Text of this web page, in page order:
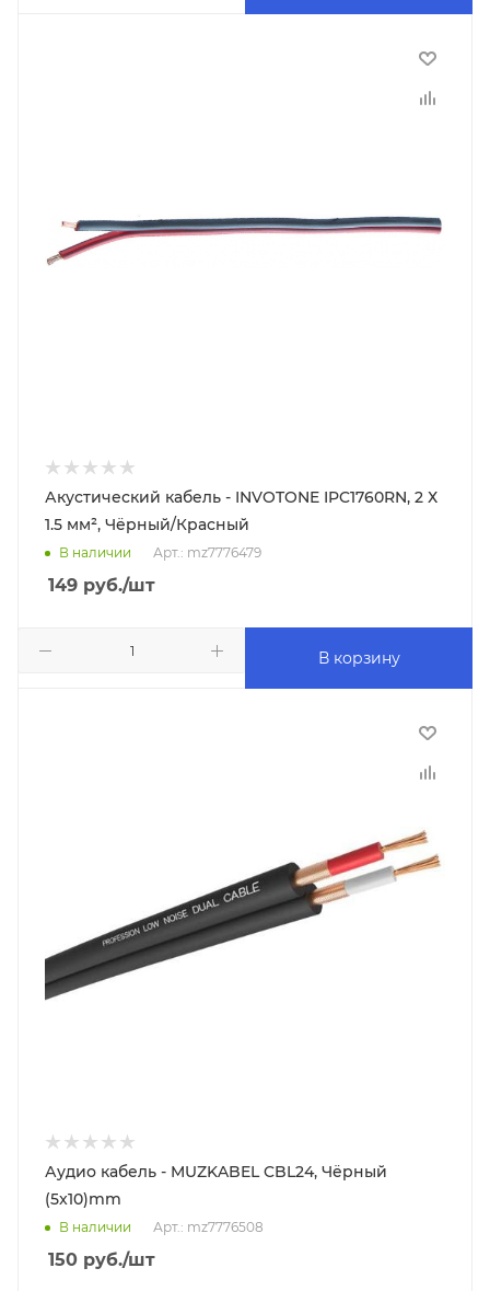
Акустический кабель - INVOTONE IPC1760RN, 2 Х
1.5 мм², Чёрный/Красный
В наличии Арт.: mz7776479
149 руб./шт
В корзину
Аудио кабель - MUZKABEL CBL24, Чёрный
(5x10)mm
В наличии Арт.: mz7776508
150 руб./шт